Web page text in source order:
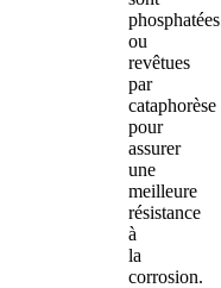
phosphatées
ou
revêtues
par
cataphorèse
pour
assurer
une
meilleure
résistance
à
la
corrosion.